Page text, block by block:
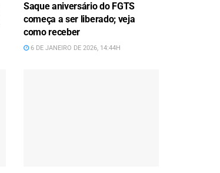
Saque aniversário do FGTS
começa a ser liberado; veja
como receber
6 DE JANEIRO DE 2026, 14:44H